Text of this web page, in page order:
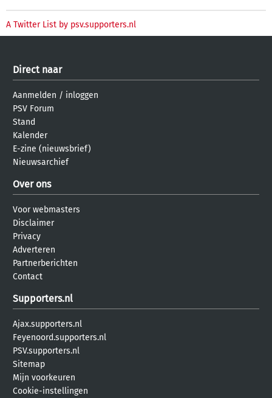
A Twitter List by psv.supporters.nl
Direct naar
Aanmelden / inloggen
PSV Forum
Stand
Kalender
E-zine (nieuwsbrief)
Nieuwsarchief
Over ons
Voor webmasters
Disclaimer
Privacy
Adverteren
Partnerberichten
Contact
Supporters.nl
Ajax.supporters.nl
Feyenoord.supporters.nl
PSV.supporters.nl
Sitemap
Mijn voorkeuren
Cookie-instellingen